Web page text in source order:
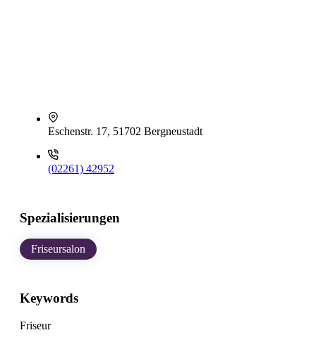
Eschenstr. 17, 51702 Bergneustadt
(02261) 42952
Spezialisierungen
Friseursalon
Keywords
Friseur